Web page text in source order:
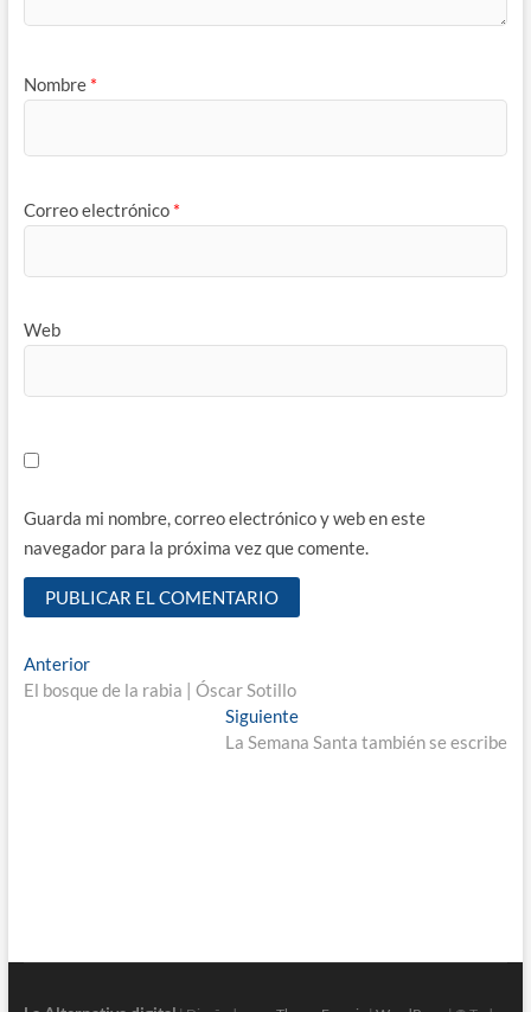
Nombre *
Correo electrónico *
Web
Guarda mi nombre, correo electrónico y web en este
navegador para la próxima vez que comente.
Navegación
de
AnteriorEntrada
anterior:
El bosque de la rabia | Óscar Sotillo
SiguienteEntrada
siguiente:
La Semana Santa también se escribe